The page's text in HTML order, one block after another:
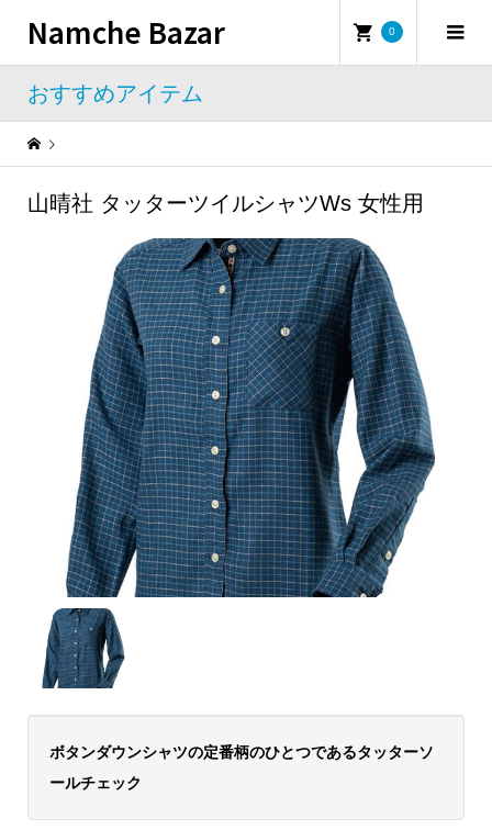
Namche Bazar 0
おすすめアイテム
Warning : Undefined property: WP_Error::$name in /home/namchebazar/namchebazar.co.jp/public_html/wp-content/themes/iconic_tcd062/template-parts/breadcrumb.php
山晴社 タッターツイルシャツWs 女性用
ボタンダウンシャツの定番柄のひとつであるタッターソ
ールチェック